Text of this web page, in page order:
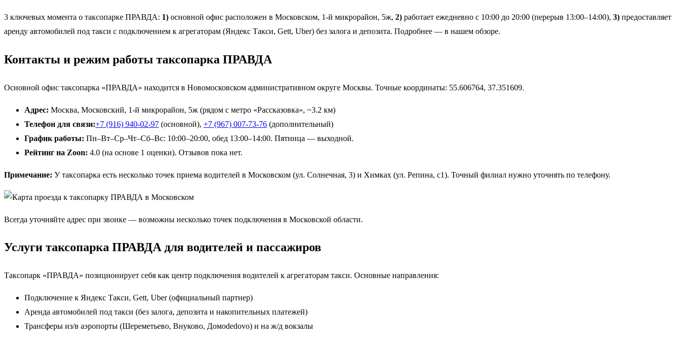
3 ключевых момента о таксопарке ПРАВДА: 1) основной офис расположен в Московском, 1-й микрорайон, 5ж, 2) работает ежедневно с 10:00 до 20:00 (перерыв 13:00–14:00), 3) предоставляет
аренду автомобилей под такси с подключением к агрегаторам (Яндекс Такси, Gett, Uber) без залога и депозита. Подробнее — в нашем обзоре.
Контакты и режим работы таксопарка ПРАВДА
Основной офис таксопарка «ПРАВДА» находится в Новомосковском административном округе Москвы. Точные координаты: 55.606764, 37.351609.
Адрес: Москва, Московский, 1-й микрорайон, 5ж (рядом с метро «Рассказовка», ~3.2 км)
Телефон для связи:+7 (916) 940-02-97 (основной), +7 (967) 007-73-76 (дополнительный)
График работы: Пн–Вт–Ср–Чт–Сб–Вс: 10:00–20:00, обед 13:00–14:00. Пятница — выходной.
Рейтинг на Zoon: 4.0 (на основе 1 оценки). Отзывов пока нет.
Примечание: У таксопарка есть несколько точек приема водителей в Московском (ул. Солнечная, 3) и Химках (ул. Репина, с1). Точный филиал нужно уточнять по телефону.
Всегда уточняйте адрес при звонке — возможны несколько точек подключения в Московской области.
Услуги таксопарка ПРАВДА для водителей и пассажиров
Таксопарк «ПРАВДА» позиционирует себя как центр подключения водителей к агрегаторам такси. Основные направления:
Подключение к Яндекс Такси, Gett, Uber (официальный партнер)
Аренда автомобилей под такси (без залога, депозита и накопительных платежей)
Трансферы из/в аэропорты (Шереметьево, Внуково, Домodedovo) и на ж/д вокзалы